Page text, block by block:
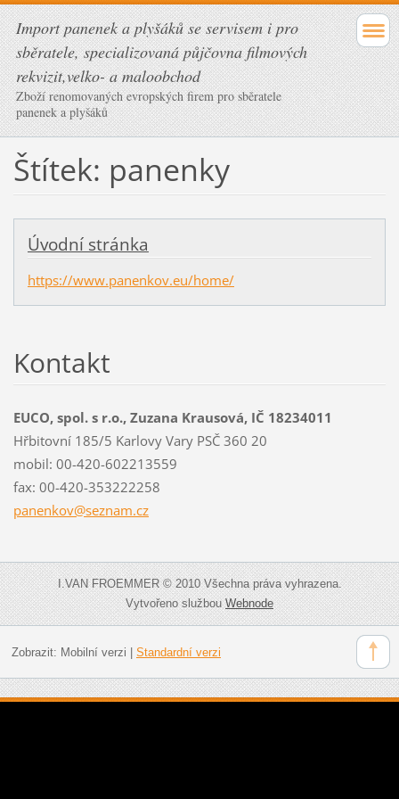
Import panenek a plyšáků se servisem i pro
sběratele, specializovaná půjčovna filmových
rekvizit,velko- a maloobchod
Zboží renomovaných evropských firem pro sběratele
panenek a plyšáků
Štítek: panenky
Úvodní stránka
https://www.panenkov.eu/home/
Kontakt
EUCO, spol. s r.o., Zuzana Krausová, IČ 18234011
Hřbitovní 185/5 Karlovy Vary PSČ 360 20
mobil: 00-420-602213559
fax: 00-420-353222258
panenkov@seznam.cz
I.VAN FROEMMER © 2010 Všechna práva vyhrazena.
Vytvořeno službouWebnode
Zobrazit: Mobilní verzi Standardní verzi